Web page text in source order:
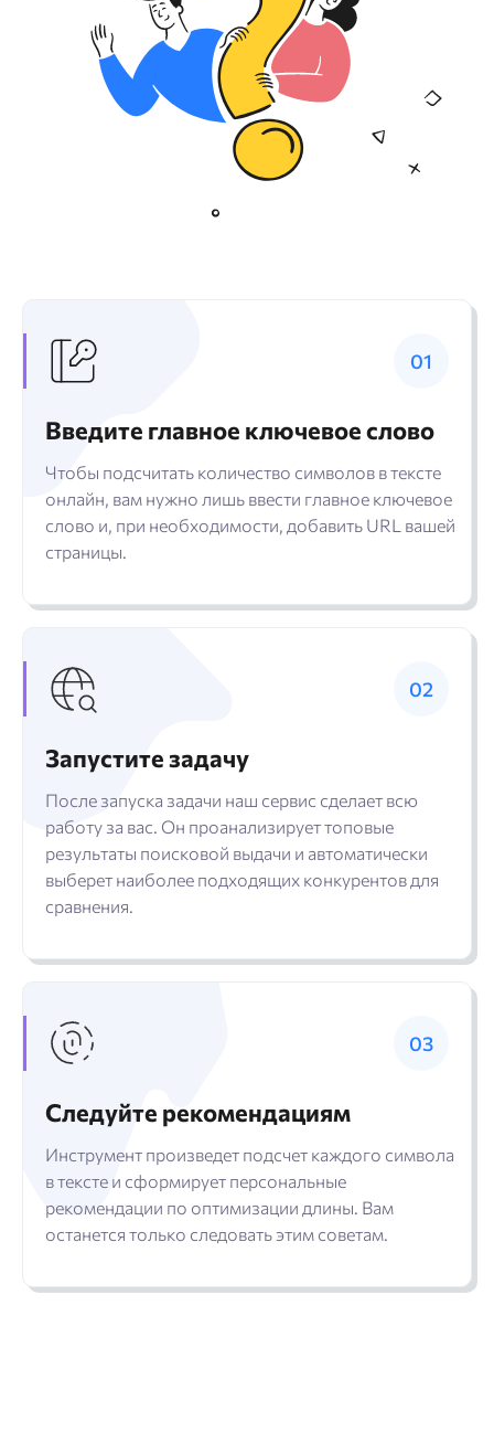
Введите главное ключевое слово
Чтобы подсчитать количество символов в тексте
онлайн, вам нужно лишь ввести главное ключевое
слово и, при необходимости, добавить URL вашей
страницы.
Запустите задачу
После запуска задачи наш сервис сделает всю
работу за вас. Он проанализирует топовые
результаты поисковой выдачи и автоматически
выберет наиболее подходящих конкурентов для
сравнения.
Следуйте рекомендациям
Инструмент произведет подсчет каждого символа
в тексте и сформирует персональные
рекомендации по оптимизации длины. Вам
останется только следовать этим советам.